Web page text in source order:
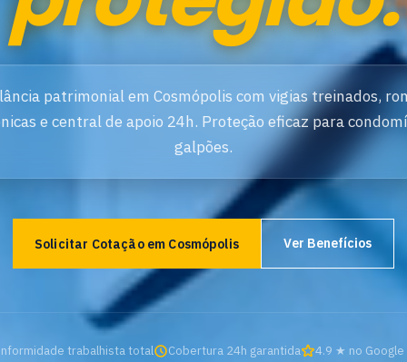
patrimonial em Cosmópolis com vigias treinados,
e central de apoio 24h. Proteção eficaz para
galpões.
Solicitar Cotação em Cosmópolis Ver Benefícios
trabalhista total Cobertura 24h garantida 4.9 ★ no Google